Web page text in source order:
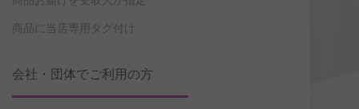
商品に当店専用タグ付け
会社・団体でご利用の方